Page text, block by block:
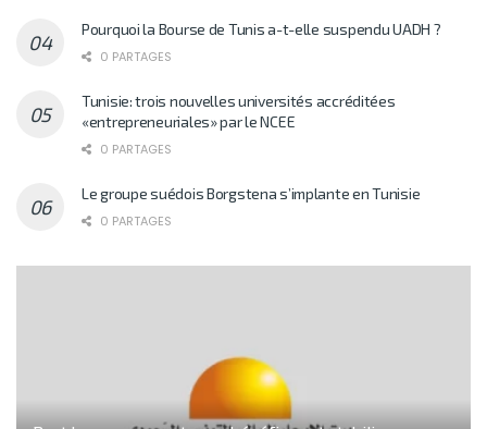
Pourquoi la Bourse de Tunis a-t-elle suspendu UADH ?
0 PARTAGES
Tunisie: trois nouvelles universités accréditées
«entrepreneuriales» par le NCEE
0 PARTAGES
Le groupe suédois Borgstena s’implante en Tunisie
0 PARTAGES